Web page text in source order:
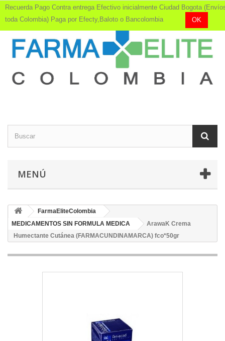
MENÚ
FarmaEliteColombia
MEDICAMENTOS SIN FORMULA MEDICA
ArawaK Crema
Humectante Cutánea (FARMACUNDINAMARCA) fco*50gr
Recuerda Pago Contra entrega Efectivo inicialmente Ciudad Bogota
toda Colombia) Paga por Efecty,Baloto o Bancolombia
OK